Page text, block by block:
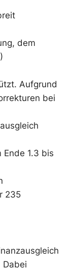
dem
Aufgrund
bei
Ende 1.3 bis
235
Dabei